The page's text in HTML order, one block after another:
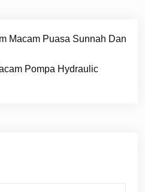
Macam Puasa Sunnah Dan
Pompa Hydraulic